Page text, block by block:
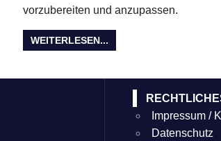
vorzubereiten und anzupassen.
WEITERLESEN...
Impressum /
Datenschutz